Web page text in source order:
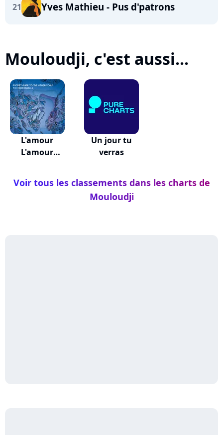
21 Yves Mathieu - Pus d'patrons
Mouloudji, c'est aussi...
L'amour
L'amour
Un jour tu
verras
Voir tous les classements dans les charts de
Mouloudji